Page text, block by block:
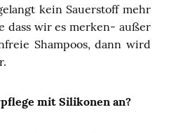
kein Sauerstoff mehr
dass wir es merken- außer
Shampoos, dann wird
mit Silikonen an?